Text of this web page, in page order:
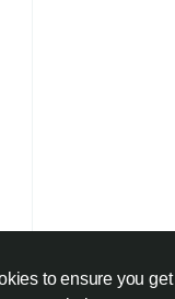
to ensure you get